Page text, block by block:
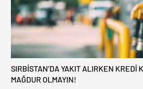
SIRBİSTAN’DA YAKIT ALIRKEN KREDİ
MAĞDUR OLMAYIN!